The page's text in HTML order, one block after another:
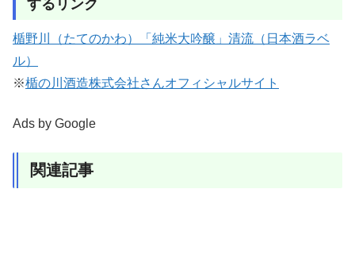
するリンク
楯野川（たてのかわ）「純米大吟醸」清流（日本酒ラベ
ル）
※楯の川酒造株式会社さんオフィシャルサイト
Ads by Google
関連記事